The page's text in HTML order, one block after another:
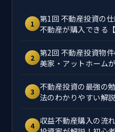
1 第1回 不動産投資の
不動産が購入できる
2 第2回 不動産投資物
美家・アットホーム
3
不動産投資の最強の
法のわかりやすい解説
4 収益不動産購入の流